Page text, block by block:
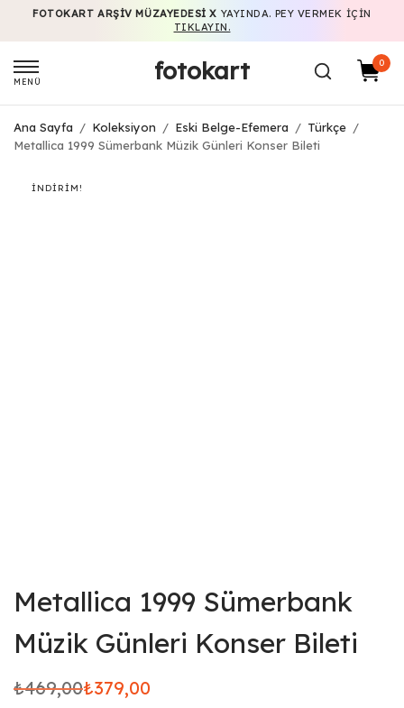
FOTOKART ARŞIV MÜZAYEDESI X YAYINDA. PEY VERMEK IÇIN
TIKLAYIN.
MENÜ fotokart 0
Ana Sayfa / Koleksiyon / Eski Belge-Efemera / Türkçe /
Metallica 1999 Sümerbank Müzik Günleri Konser Bileti
İNDIRIM!
Metallica 1999 Sümerbank
Müzik Günleri Konser Bileti
₺469,00
Orijinal
₺379,00
Şu